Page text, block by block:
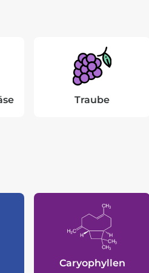
Traube
Caryophyllen